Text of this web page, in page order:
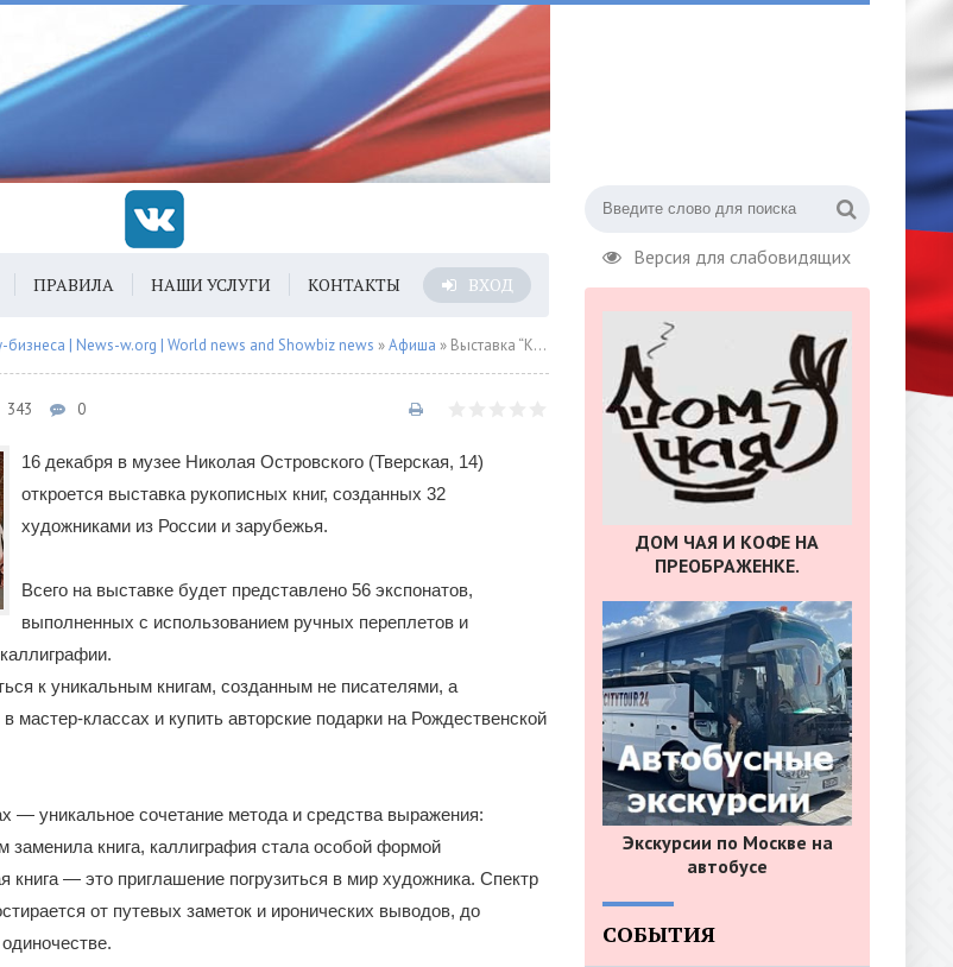
Версия для слабовидящих
ПРАВИЛА НАШИ УСЛУГИ КОНТАКТЫ ВХОД
| News-w.org | World news and Showbiz news »Афиша » Выставка “Книга художника.Подводя итоги” стартует в музее Николая Островского
343 0
16 декабря в музее Николая Островского (Тверская, 14)
откроется выставка рукописных книг, созданных 32
художниками из России и зарубежья.
Всего на выставке будет представлено 56 экспонатов,
выполненных с использованием ручных переплетов и
к уникальным книгам, созданным не писателями, а
мастер-классах и купить авторские подарки на Рождественской
— уникальное сочетание метода и средства выражения:
заменила книга, каллиграфия стала особой формой
книга — это приглашение погрузиться в мир художника. Спектр
от путевых заметок и иронических выводов, до
ДОМ ЧАЯ И КОФЕ НА
ПРЕОБРАЖЕНКЕ.
Экскурсии по Москве на
автобусе
СОБЫТИЯ